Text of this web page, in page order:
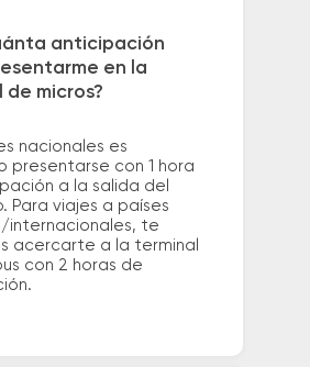
anticipación
en la
de micros?
nacionales es
presentarse con 1 hora
a la salida del
Para viajes a países
internacionales, te
acercarte a la terminal
con 2 horas de